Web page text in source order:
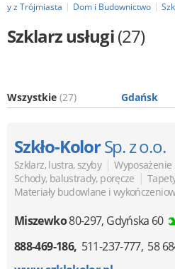
z Trójmiasta Dom i Budownictwo
Szklarz usługi(27)
Wszystkie (27) Gdańsk
Szkło-KolorSp. z o.o.
Szklarz, lustra, szyby | Wyposażenie
Schody, balustrady, poręcze |
Materiały budowlane i
Miszewko80-297, Gdyńska 60
888-469-186 511-237-777 58